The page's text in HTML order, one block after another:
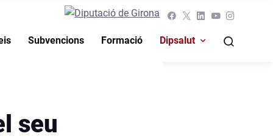
Subvencions Formació Dipsalut
seu